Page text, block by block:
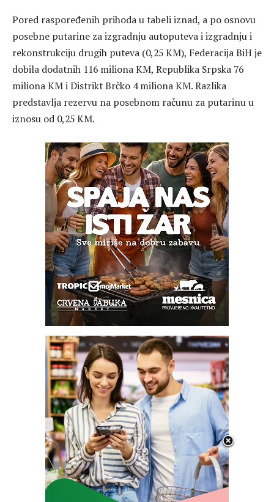
Pored raspoređenih prihoda u tabeli iznad, a po osnovu
posebne putarine za izgradnju autoputeva i izgradnju i
rekonstrukciju drugih puteva (0,25 KM), Federacija BiH je
dobila dodatnih 116 miliona KM, Republika Srpska 76
miliona KM i Distrikt Brčko 4 miliona KM. Razlika
predstavlja rezervu na posebnom računu za putarinu u
iznosu od 0,25 KM.